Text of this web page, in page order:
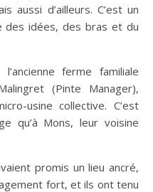
aussi d’ailleurs. C’est un
des idées, des bras et du
ferme familiale
(Pinte Manager),
usine collective. C’est
qu’à Mons, leur voisine
promis un lieu ancré,
fort, et ils ont tenu